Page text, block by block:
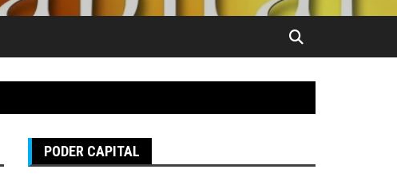
PODER CAPITAL